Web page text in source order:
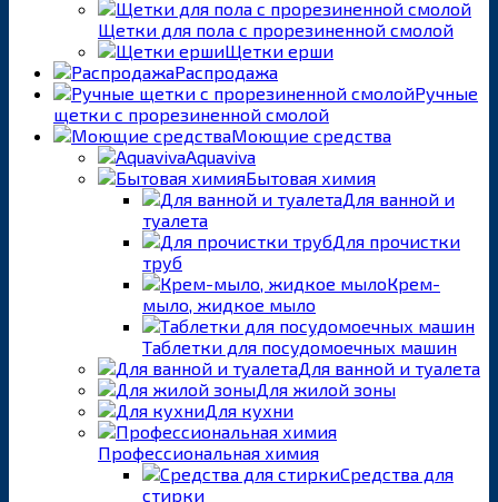
Щетки для пола с прорезиненной смолой
Щетки ерши
Распродажа
Ручные
щетки с прорезиненной смолой
Моющие средства
Aquaviva
Бытовая химия
Для ванной и
туалета
Для прочистки
труб
Крем-
мыло, жидкое мыло
Таблетки для посудомоечных машин
Для ванной и туалета
Для жилой зоны
Для кухни
Профессиональная химия
Средства для
стирки